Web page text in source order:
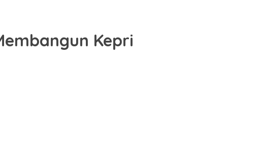
Kepri